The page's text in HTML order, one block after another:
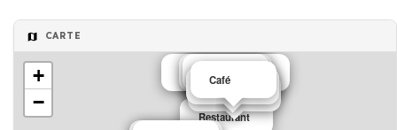
CARTE
Restaurant
Restaurant
Salons de thé café
Restaurant
Café
+
−